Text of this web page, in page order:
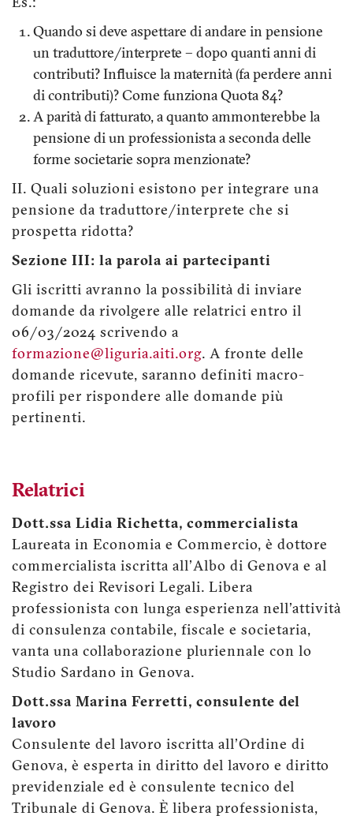
Es.:
Quando si deve aspettare di andare in pensione
un traduttore/interprete – dopo quanti anni di
contributi? Influisce la maternità (fa perdere anni
di contributi)? Come funziona Quota 84?
A parità di fatturato, a quanto ammonterebbe la
pensione di un professionista a seconda delle
forme societarie sopra menzionate?
II. Quali soluzioni esistono per integrare una
pensione da traduttore/interprete che si
prospetta ridotta?
Sezione III: la parola ai partecipanti
Gli iscritti avranno la possibilità di inviare
domande da rivolgere alle relatrici entro il
06/03/2024 scrivendo a
formazione@liguria.aiti.org. A fronte delle
domande ricevute, saranno definiti macro-
profili per rispondere alle domande più
pertinenti.
Relatrici
Dott.ssa Lidia Richetta, commercialista
Laureata in Economia e Commercio, è dottore
commercialista iscritta all'Albo di Genova e al
Registro dei Revisori Legali. Libera
professionista con lunga esperienza nell'attività
di consulenza contabile, fiscale e societaria,
vanta una collaborazione pluriennale con lo
Studio Sardano in Genova.
Dott.ssa Marina Ferretti, consulente del
lavoro
Consulente del lavoro iscritta all'Ordine di
Genova, è esperta in diritto del lavoro e diritto
previdenziale ed è consulente tecnico del
Tribunale di Genova. È libera professionista,